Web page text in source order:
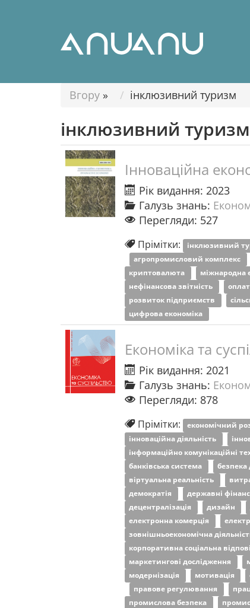
Вгору » інклюзивний туризм
інклюзивний туризм
Інноваційна
Рік видання: 2023
Галузь знань:
Перегляди: 527
Прімітки: інклюзивний
агропромисловий комплекс
криптовалюта
міжнародна
нефінансова звітність
розвиток підприємств
цифрова економіка
Економіка та
Рік видання: 2021
Галузь знань:
Перегляди: 878
Прімітки: економічний
інноваційна діяльність
інформаційно комунікаційні
банківська система
безпека
віртуальна реальність
демократія
державні
децентралізація
дизайн
електронна комерція
зовнішньоекономічна
корпоративна соціальна
маркетингові дослідження
модернізація
мотивація
правове регулювання
промислова безпека